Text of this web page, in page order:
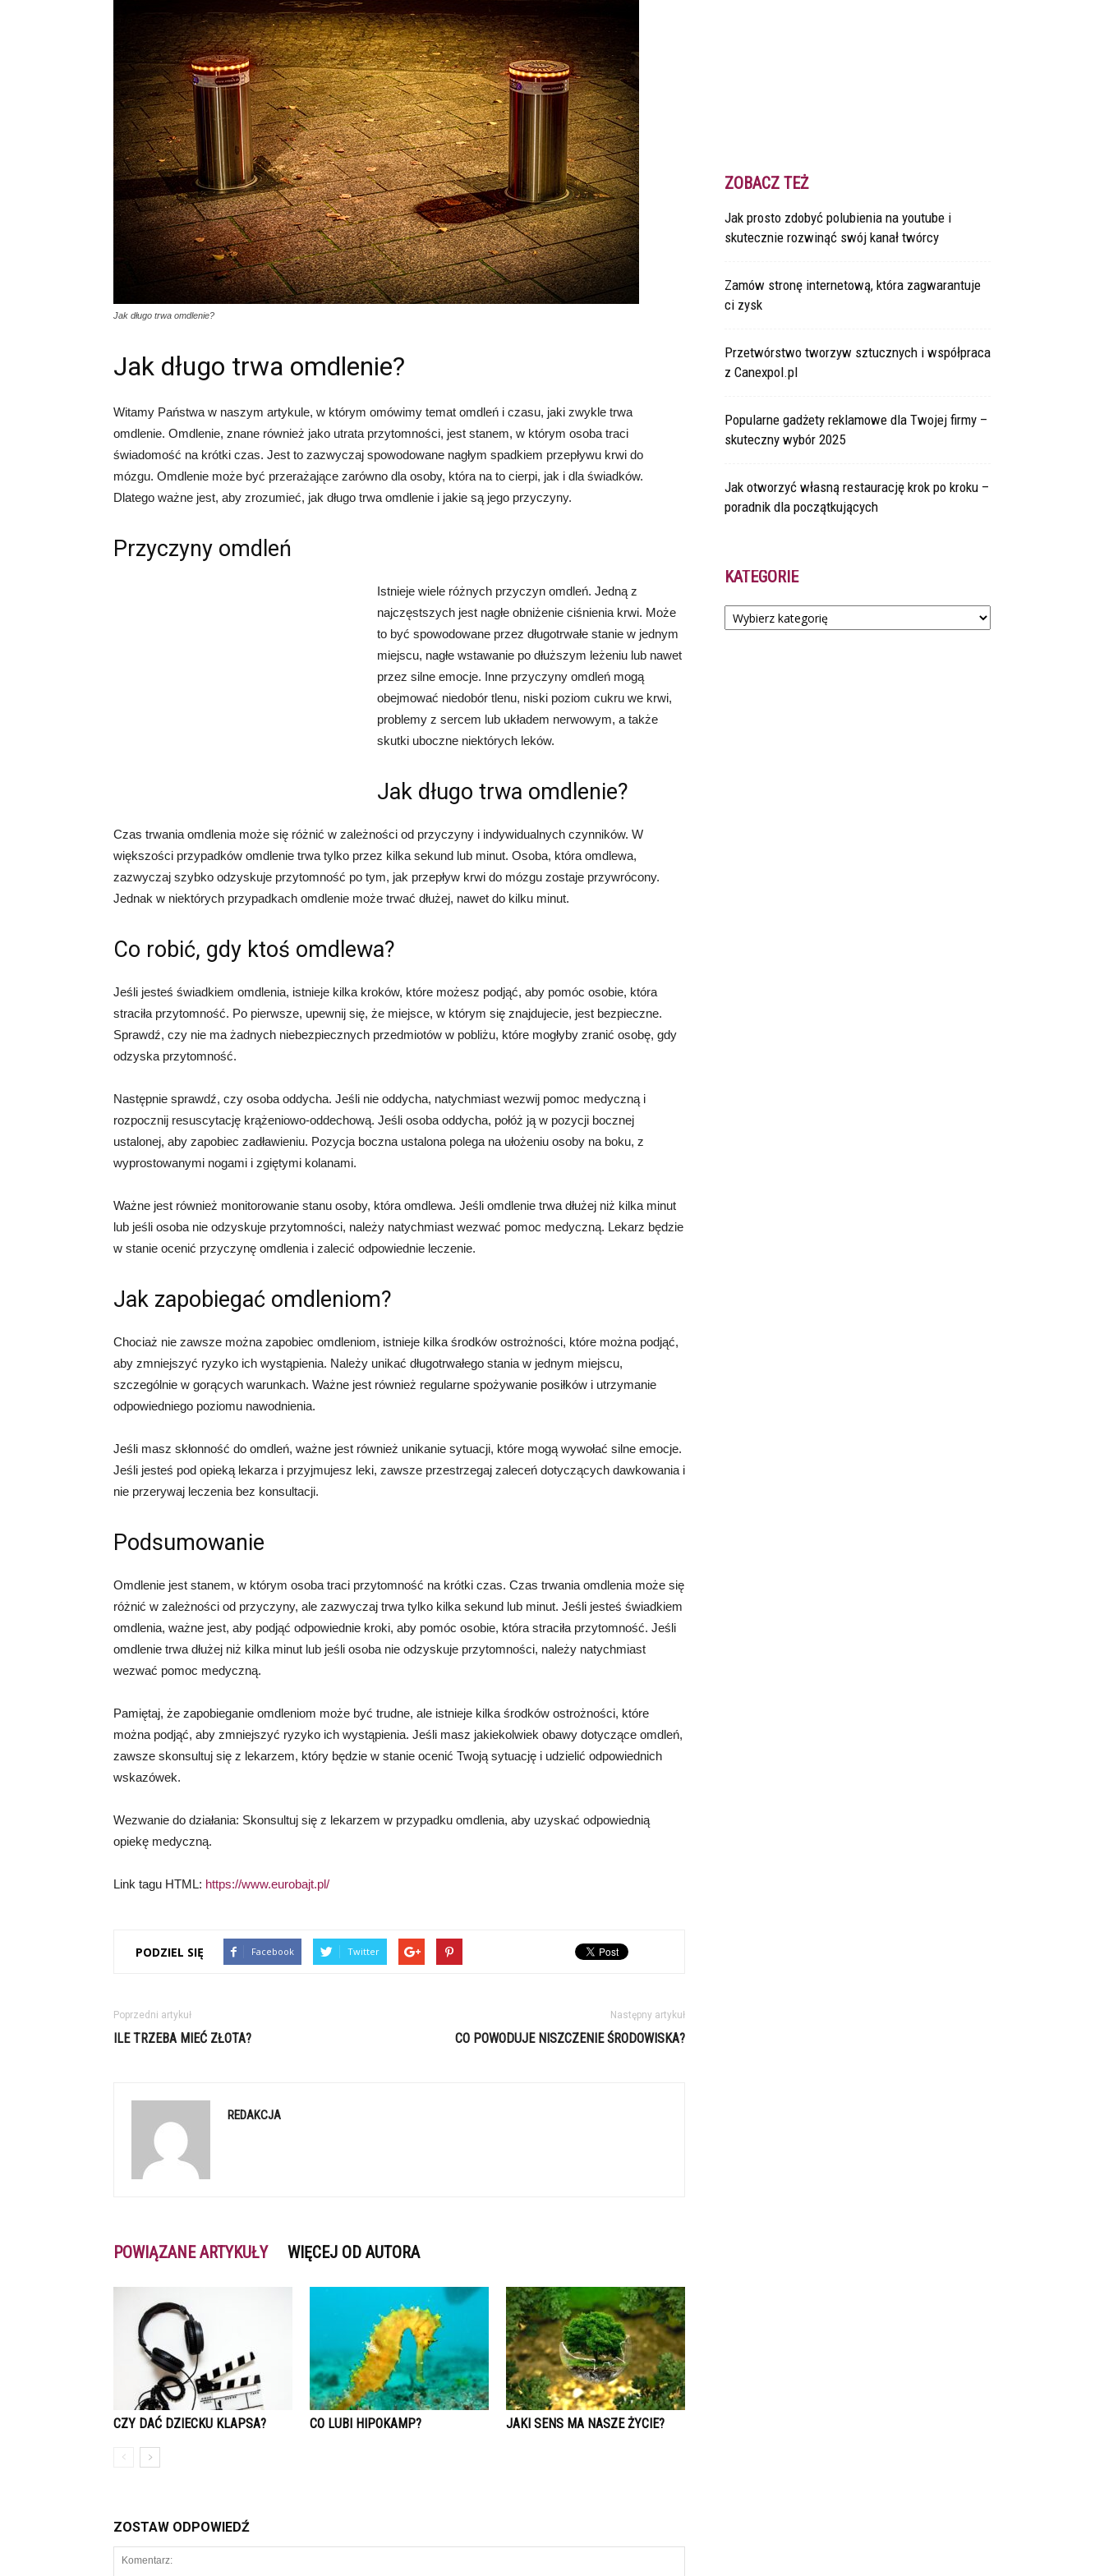
Jak długo trwa omdlenie?
Jak długo trwa omdlenie?
Witamy Państwa w naszym artykule, w którym omówimy temat omdleń i czasu, jaki zwykle trwa
omdlenie. Omdlenie, znane również jako utrata przytomności, jest stanem, w którym osoba traci
świadomość na krótki czas. Jest to zazwyczaj spowodowane nagłym spadkiem przepływu krwi do
mózgu. Omdlenie może być przerażające zarówno dla osoby, która na to cierpi, jak i dla świadków.
Dlatego ważne jest, aby zrozumieć, jak długo trwa omdlenie i jakie są jego przyczyny.
Przyczyny omdleń
Istnieje wiele różnych przyczyn omdleń. Jedną z
najczęstszych jest nagłe obniżenie ciśnienia krwi. Może
to być spowodowane przez długotrwałe stanie w jednym
miejscu, nagłe wstawanie po dłuższym leżeniu lub nawet
przez silne emocje. Inne przyczyny omdleń mogą
obejmować niedobór tlenu, niski poziom cukru we krwi,
problemy z sercem lub układem nerwowym, a także
skutki uboczne niektórych leków.
Jak długo trwa omdlenie?
Czas trwania omdlenia może się różnić w zależności od przyczyny i indywidualnych czynników. W
większości przypadków omdlenie trwa tylko przez kilka sekund lub minut. Osoba, która omdlewa,
zazwyczaj szybko odzyskuje przytomność po tym, jak przepływ krwi do mózgu zostaje przywrócony.
Jednak w niektórych przypadkach omdlenie może trwać dłużej, nawet do kilku minut.
Co robić, gdy ktoś omdlewa?
Jeśli jesteś świadkiem omdlenia, istnieje kilka kroków, które możesz podjąć, aby pomóc osobie, która
straciła przytomność. Po pierwsze, upewnij się, że miejsce, w którym się znajdujecie, jest bezpieczne.
Sprawdź, czy nie ma żadnych niebezpiecznych przedmiotów w pobliżu, które mogłyby zranić osobę, gdy
odzyska przytomność.
Następnie sprawdź, czy osoba oddycha. Jeśli nie oddycha, natychmiast wezwij pomoc medyczną i
rozpocznij resuscytację krążeniowo-oddechową. Jeśli osoba oddycha, połóż ją w pozycji bocznej
ustalonej, aby zapobiec zadławieniu. Pozycja boczna ustalona polega na ułożeniu osoby na boku, z
wyprostowanymi nogami i zgiętymi kolanami.
Ważne jest również monitorowanie stanu osoby, która omdlewa. Jeśli omdlenie trwa dłużej niż kilka minut
lub jeśli osoba nie odzyskuje przytomności, należy natychmiast wezwać pomoc medyczną. Lekarz będzie
w stanie ocenić przyczynę omdlenia i zalecić odpowiednie leczenie.
Jak zapobiegać omdleniom?
Chociaż nie zawsze można zapobiec omdleniom, istnieje kilka środków ostrożności, które można podjąć,
aby zmniejszyć ryzyko ich wystąpienia. Należy unikać długotrwałego stania w jednym miejscu,
szczególnie w gorących warunkach. Ważne jest również regularne spożywanie posiłków i utrzymanie
odpowiedniego poziomu nawodnienia.
Jeśli masz skłonność do omdleń, ważne jest również unikanie sytuacji, które mogą wywołać silne emocje.
Jeśli jesteś pod opieką lekarza i przyjmujesz leki, zawsze przestrzegaj zaleceń dotyczących dawkowania i
nie przerywaj leczenia bez konsultacji.
Podsumowanie
Omdlenie jest stanem, w którym osoba traci przytomność na krótki czas. Czas trwania omdlenia może się
różnić w zależności od przyczyny, ale zazwyczaj trwa tylko kilka sekund lub minut. Jeśli jesteś świadkiem
omdlenia, ważne jest, aby podjąć odpowiednie kroki, aby pomóc osobie, która straciła przytomność. Jeśli
omdlenie trwa dłużej niż kilka minut lub jeśli osoba nie odzyskuje przytomności, należy natychmiast
wezwać pomoc medyczną.
Pamiętaj, że zapobieganie omdleniom może być trudne, ale istnieje kilka środków ostrożności, które
można podjąć, aby zmniejszyć ryzyko ich wystąpienia. Jeśli masz jakiekolwiek obawy dotyczące omdleń,
zawsze skonsultuj się z lekarzem, który będzie w stanie ocenić Twoją sytuację i udzielić odpowiednich
wskazówek.
Wezwanie do działania: Skonsultuj się z lekarzem w przypadku omdlenia, aby uzyskać odpowiednią
opiekę medyczną.
Link tagu HTML: https://www.eurobajt.pl/
PODZIEL SIĘ Facebook Twitter
Poprzedni artykuł
ILE TRZEBA MIEĆ ZŁOTA?
Następny artykuł
CO POWODUJE NISZCZENIE ŚRODOWISKA?
REDAKCJA
POWIĄZANE ARTYKUŁY WIĘCEJ OD AUTORA
CZY DAĆ DZIECKU KLAPSA? CO LUBI HIPOKAMP? JAKI SENS MA NASZE ŻYCIE?
ZOSTAW ODPOWIEDŹ
ZOBACZ TEŻ
Jak prosto zdobyć polubienia na youtube i
skutecznie rozwinąć swój kanał twórcy
Zamów stronę internetową, która zagwarantuje
ci zysk
Przetwórstwo tworzyw sztucznych i współpraca
z Canexpol.pl
Popularne gadżety reklamowe dla Twojej firmy –
skuteczny wybór 2025
Jak otworzyć własną restaurację krok po kroku –
poradnik dla początkujących
KATEGORIE
Kategorie